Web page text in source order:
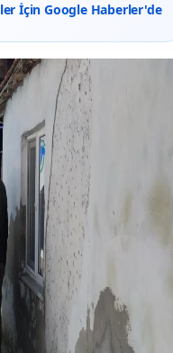
İçin Google Haberler'de